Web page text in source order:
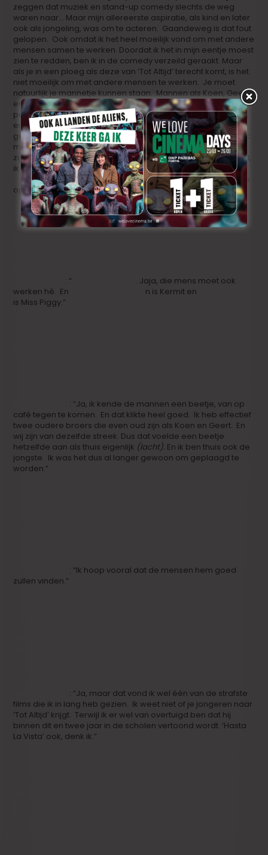
zeggen dat muziek en stand-up comedy slechts de weg
waren naar… Maar mijn allereerste aspiratie, als kind en later
ook als jongeling, was om te acteren. Gaandeweg is dat fout
gelopen. Ook omdat ik het heel moeilijk vond om met andere
mensen samen te werken. Doordat ik het in mijn eentje moest
zien te redden, ben ik in de comedy verzeild geraakt. Maar
als je in een ploeg als deze van ‘Tot Altijd’ terecht komt, is het
niet moeilijk om met andere mensen te werken. Je moet
natuurlijk je mannetje kunnen staan. Mannen als Koen, Geert
en Ben zijn geen grote ego’s, maar het zijn wel
persoonlijkheden. En tel daar danLotte PinoyenAnn Millerbij
en je weet waar je tegenover staat. Maar ik heb ook wel het
gevoel dat het gelukt is . En het smaakt naar meer. Niet dat ik
me nu veel illusies maak. Het blijft natuurlijk Vlaanderen. Er
zijn hier voor mij geen drie films per jaar weggelegd. Hoewel,
ik heb naast ‘Traumland’ en ‘Tot Altijd’ ook een stem in‘The
Muppets’gedaan, die van Fozzie Bear. Ben ik het meest trots
op eigenlijk. Dat was echt een droom.”
: “
. Jaja, die mens moet ook
werken hé. En
n is Kermit en
is Miss Piggy.”
: “Ja, ik kende de mannen een beetje, van op
café tegen te komen. En dat klikte heel goed. Ik heb effectief
twee oudere broers die even oud zijn als Koen en Geert. En
wij zijn van dezelfde streek. Dus dat voelde een beetje
hetzelfde aan als thuis eigenlijk (lacht). En ik ben thuis ook de
jongste. Ik was het dus al langer gewoon om geplaagd te
worden.”
: “Ik hoop vooral dat de mensen hem goed
zullen vinden.”
: “Ja, maar dat vond ik wel één van de strafste
films die ik in lang heb gezien. Ik weet niet of je jongeren naar
‘Tot Altijd’ krijgt. Terwijl ik er wel van overtuigd ben dat hij
binnen dit en twee jaar in de scholen vertoond wordt. ‘Hasta
La Vista’ ook, denk ik.”